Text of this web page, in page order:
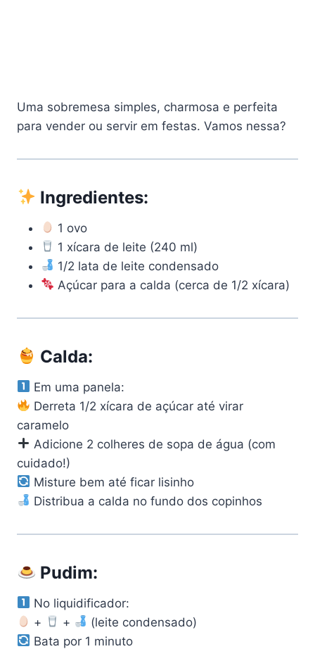
Uma sobremesa simples, charmosa e perfeita
para vender ou servir em festas. Vamos nessa?
Ingredientes:
1 ovo
1 xícara de leite (240 ml)
1/2 lata de leite condensado
Açúcar para a calda (cerca de 1/2 xícara)
Calda:
Em uma panela:
Derreta 1/2 xícara de açúcar até virar
caramelo
Adicione 2 colheres de sopa de água (com
cuidado!)
Misture bem até ficar lisinho
Distribua a calda no fundo dos copinhos
Pudim:
No liquidificador:
+
+
(leite condensado)
Bata por 1 minuto